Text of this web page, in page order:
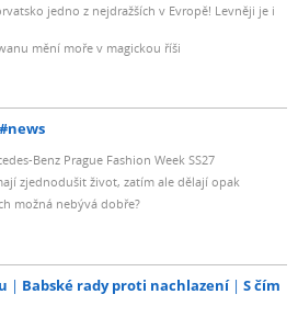
jedno z nejdražších v Evropě! Levněji je i
mění moře v magickou říši
#news
Benz Prague Fashion Week SS27
zjednodušit život, zatím ale dělají opak
možná nebývá dobře?
Babské rady proti nachlazení
S čím